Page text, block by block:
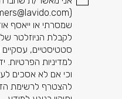
(
שמסרתי או ייאסף
לקבלת הניוזלטר
סטטיסטיים, עסקיים
למדיניות הפרטיות.
וכי אם לא אסכים
להצטרף לרשימת